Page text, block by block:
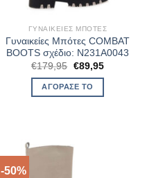
ΓΥΝΑΙΚΕΊΕΣ ΜΠΌΤΕΣ
Γυναικείες Μπότες COMBAT
BOOTS σχέδιο: N231A0043
€179,95 Original
price
was:
€179,95.
€89,95Η
ΑΓΌΡΑΣΈ ΤΟ
-50%